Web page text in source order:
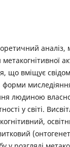
що вміщує
форми
людиною
у світі.